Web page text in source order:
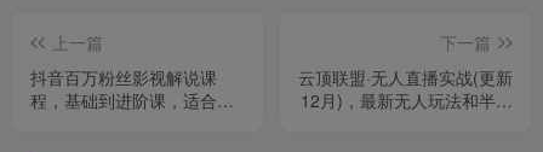
上一篇
抖音百万粉丝影视解说课
程，基础到进阶课，适合新
下一篇
云顶联盟·无人直播实战(更新
12月)，最新无人玩法和半无